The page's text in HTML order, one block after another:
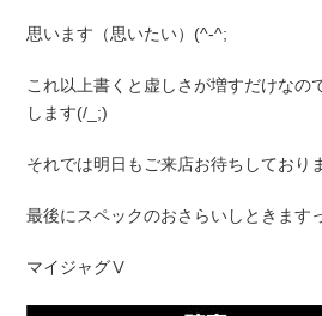
思います（思いたい）(^-^;
これ以上書くと虚しさが増すだけなの
します(/_;)
それでは明日もご来店お待ちしており
最後にスペックのおさらいしときます
マイジャグⅤ